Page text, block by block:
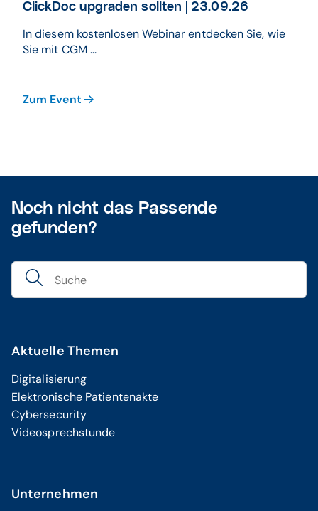
ClickDoc upgraden sollten | 23.09.26
In diesem kostenlosen Webinar entdecken Sie, wie
Sie mit CGM ...
Zum Event
Noch nicht das Passende
gefunden?
Aktuelle Themen
Digitalisierung
Elektronische Patientenakte
Cybersecurity
Videosprechstunde
Unternehmen